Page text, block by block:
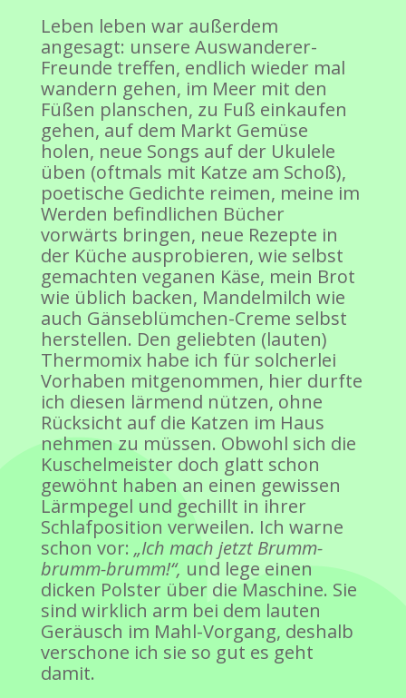
Leben leben war außerdem
angesagt: unsere Auswanderer-
Freunde treffen, endlich wieder mal
wandern gehen, im Meer mit den
Füßen planschen, zu Fuß einkaufen
gehen, auf dem Markt Gemüse
holen, neue Songs auf der Ukulele
üben (oftmals mit Katze am Schoß),
poetische Gedichte reimen, meine im
Werden befindlichen Bücher
vorwärts bringen, neue Rezepte in
der Küche ausprobieren, wie selbst
gemachten veganen Käse, mein Brot
wie üblich backen, Mandelmilch wie
auch Gänseblümchen-Creme selbst
herstellen. Den geliebten (lauten)
Thermomix habe ich für solcherlei
Vorhaben mitgenommen, hier durfte
ich diesen lärmend nützen, ohne
Rücksicht auf die Katzen im Haus
nehmen zu müssen. Obwohl sich die
Kuschelmeister doch glatt schon
gewöhnt haben an einen gewissen
Lärmpegel und gechillt in ihrer
Schlafposition verweilen. Ich warne
schon vor: „Ich mach jetzt Brumm-
brumm-brumm!“, und lege einen
dicken Polster über die Maschine. Sie
sind wirklich arm bei dem lauten
Geräusch im Mahl-Vorgang, deshalb
verschone ich sie so gut es geht
damit.